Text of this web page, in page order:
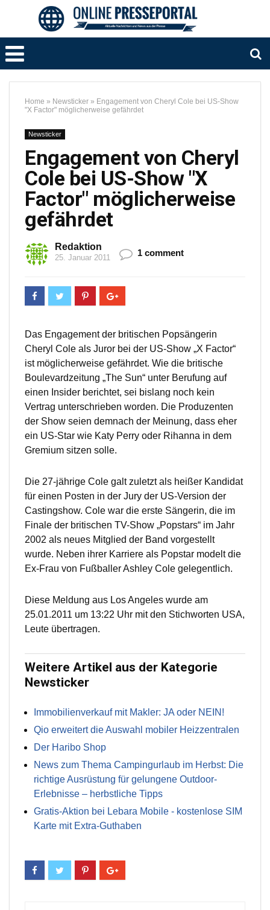
Home » Newsticker » Engagement von Cheryl Cole bei US-Show
"X Factor" möglicherweise gefährdet
Newsticker
Engagement von Cheryl
Cole bei US-Show "X
Factor" möglicherweise
gefährdet
Redaktion
25. Januar 2011 1 comment
Das Engagement der britischen Popsängerin
Cheryl Cole als Juror bei der US-Show „X Factor“
ist möglicherweise gefährdet. Wie die britische
Boulevardzeitung „The Sun“ unter Berufung auf
einen Insider berichtet, sei bislang noch kein
Vertrag unterschrieben worden. Die Produzenten
der Show seien demnach der Meinung, dass eher
ein US-Star wie Katy Perry oder Rihanna in dem
Gremium sitzen solle.
Die 27-jährige Cole galt zuletzt als heißer Kandidat
für einen Posten in der Jury der US-Version der
Castingshow. Cole war die erste Sängerin, die im
Finale der britischen TV-Show „Popstars“ im Jahr
2002 als neues Mitglied der Band vorgestellt
wurde. Neben ihrer Karriere als Popstar modelt die
Ex-Frau von Fußballer Ashley Cole gelegentlich.
Diese Meldung aus Los Angeles wurde am
25.01.2011 um 13:22 Uhr mit den Stichworten USA,
Leute übertragen.
Weitere Artikel aus der Kategorie
Newsticker
Immobilienverkauf mit Makler: JA oder NEIN!
Qio erweitert die Auswahl mobiler Heizzentralen
Der Haribo Shop
News zum Thema Campingurlaub im Herbst: Die
richtige Ausrüstung für gelungene Outdoor-
Erlebnisse – herbstliche Tipps
Gratis-Aktion bei Lebara Mobile - kostenlose SIM
Karte mit Extra-Guthaben